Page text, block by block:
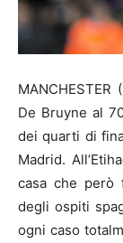
MANCHESTER
De Bruyne al
dei quarti di
Madrid.
casa che però
degli ospiti
ogni caso